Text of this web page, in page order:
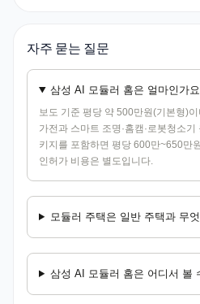
자주 묻는 질문
삼성 AI 모듈러 홈은 얼마인가
보도 기준 평당 약 500만원(기본형)이
가전과 스마트 조명·홈캠·로봇청소
키지를 포함하면 평당 600만~650만
인허가 비용은 별도입니다.
모듈러 주택은 일반 주택과 무
삼성 AI 모듈러 홈은 어디서 볼